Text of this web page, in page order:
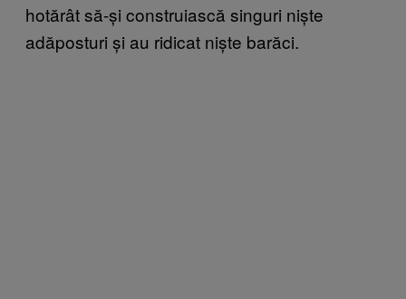
hotărât să-și construiască singuri niște
adăposturi și au ridicat niște barăci.